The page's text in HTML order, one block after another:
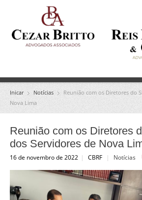
Inicar Notícias
Reunião com os Diretores do
Nova Lima
Reunião com os Diretores
dos Servidores de Nova
16 de novembro de 2022 | CBRF | Notícias